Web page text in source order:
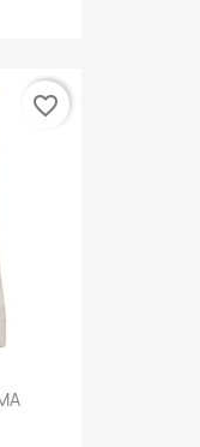
favorite_border